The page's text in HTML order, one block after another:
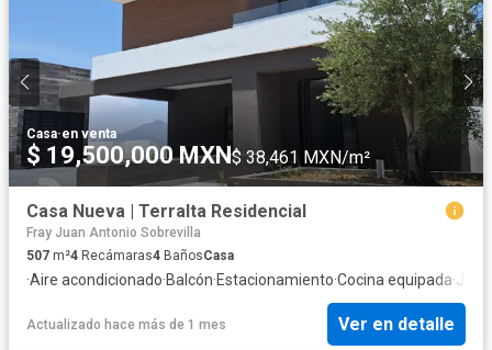
Casa·en venta
$ 19,500,000 MXN$ 38,461 MXN/m²
Casa Nueva | Terralta Residencial
Fray Juan Antonio Sobrevilla
507 m²4 Recámaras4 BañosCasa
·Aire acondicionado·Balcón·Estacionamiento·Cocina equipada·
Actualizado hace más de 1 mes Ver en detalle